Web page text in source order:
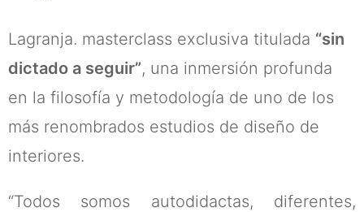
Lagranja. masterclass exclusiva titulada “sin
dictado a seguir”, una inmersión profunda
en la filosofía y metodología de uno de los
más renombrados estudios de diseño de
interiores.
“Todos somos autodidactas, diferentes,